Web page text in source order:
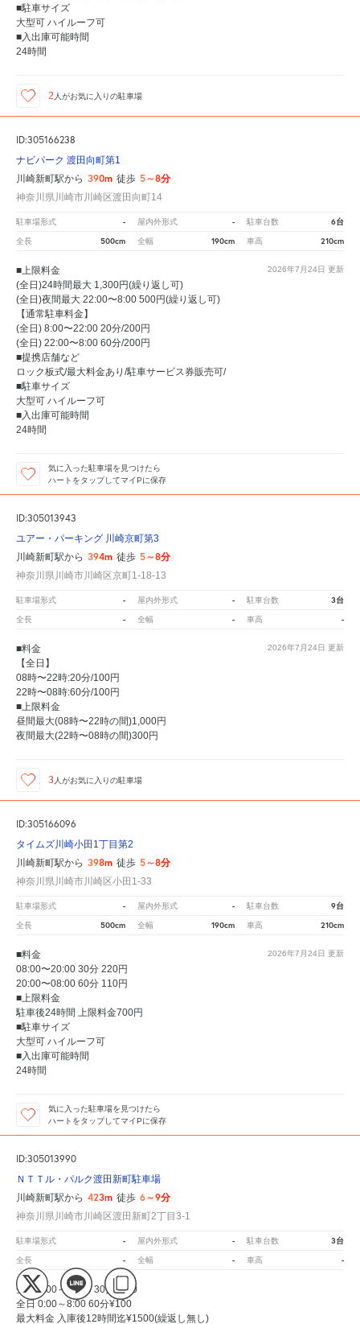
■駐車サイズ
大型可 ハイルーフ可
■入出庫可能時間
24時間
2 人がお気に入りの駐車場
ID:305166238
ナビパーク 渡田向町第1
川崎新町駅から 390m 徒歩 5～8分
神奈川県川崎市川崎区渡田向町14
駐車場形式 - 屋内外形式 - 駐車台数 6台
全長 500cm 全幅 190cm 車高 210cm
2026年7月24日 更新
■上限料金
(全日)24時間最大 1,300円(繰り返し可)
(全日)夜間最大 22:00〜8:00 500円(繰り返し可)
【通常駐車料金】
(全日) 8:00〜22:00 20分/200円
(全日) 22:00〜8:00 60分/200円
■提携店舗など
ロック板式/最大料金あり/駐車サービス券販売可/
■駐車サイズ
大型可 ハイルーフ可
■入出庫可能時間
24時間
気に入った駐車場を見つけたら
ハートをタップしてマイPに保存
ID:305013943
ユアー・パーキング 川崎京町第3
川崎新町駅から 394m 徒歩 5～8分
神奈川県川崎市川崎区京町1-18-13
駐車場形式 - 屋内外形式 - 駐車台数 3台
全長 - 全幅 - 車高 -
2026年7月24日 更新
■料金
【全日】
08時〜22時:20分/100円
22時〜08時:60分/100円
■上限料金
昼間最大(08時〜22時の間)1,000円
夜間最大(22時〜08時の間)300円
3 人がお気に入りの駐車場
ID:305166096
タイムズ川崎小田1丁目第2
川崎新町駅から 398m 徒歩 5～8分
神奈川県川崎市川崎区小田1-33
駐車場形式 - 屋内外形式 - 駐車台数 9台
全長 500cm 全幅 190cm 車高 210cm
2026年7月24日 更新
■料金
08:00〜20:00 30分 220円
20:00〜08:00 60分 110円
■上限料金
駐車後24時間 上限料金700円
■駐車サイズ
大型可 ハイルーフ可
■入出庫可能時間
24時間
気に入った駐車場を見つけたら
ハートをタップしてマイPに保存
ID:305013990
ＮＴＴル・パルク渡田新町駐車場
川崎新町駅から 423m 徒歩 6～9分
神奈川県川崎市川崎区渡田新町2丁目3-1
駐車場形式 - 屋内外形式 - 駐車台数 3台
全長 - 全幅 - 車高 -
全日 8:00～24:00 30分¥100
全日 0:00～8:00 60分¥100
最大料金 入庫後12時間迄¥1500(繰返し無し)